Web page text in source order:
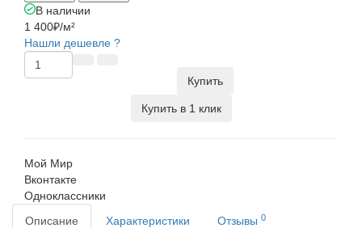
В наличии
1 400₽/м²
Нашли дешевле ?
Купить
Купить в 1 клик
Мой Мир
Вконтакте
Одноклассники
Описание
Характеристики Отзывы 0